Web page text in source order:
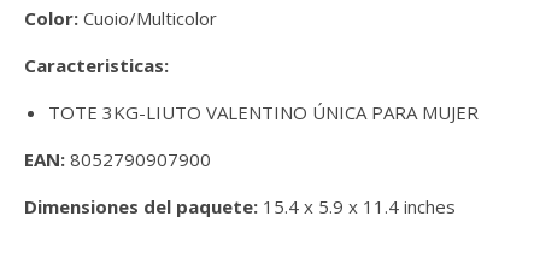
Color: Cuoio/Multicolor
Caracteristicas:
TOTE 3KG-LIUTO VALENTINO ÚNICA PARA MUJER
EAN: 8052790907900
Dimensiones del paquete: 15.4 x 5.9 x 11.4 inches